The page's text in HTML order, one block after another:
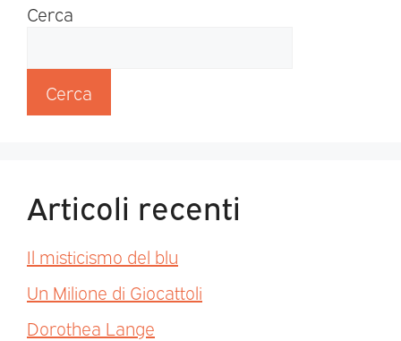
Cerca
Cerca
Articoli recenti
Il misticismo del blu
Un Milione di Giocattoli
Dorothea Lange